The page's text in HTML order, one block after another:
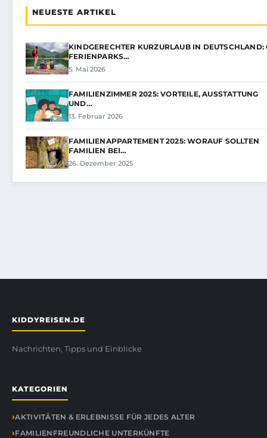
NEUESTE ARTIKEL
KINDGERECHTER KURZURLAUB IN DEUTSCHLAND:
FERIENPARKS…
5. Mai 2026
FAMILIENZIMMER 2025: VORTEILE, AUSSTATTUNG
UND…
13. Februar 2026
FAMILIENAPPARTEMENT 2025: WORAUF SOLLTEN
FAMILIEN BEI…
26. Dezember 2025
KIDDYREISEN.DE
Nachrichten, Tipps und Einblicke
KATEGORIEN
AKTIVITÄTEN & ERLEBNISSE FÜR JEDES ALTER
FAMILIENFREUNDLICHE UNTERKÜNFTE